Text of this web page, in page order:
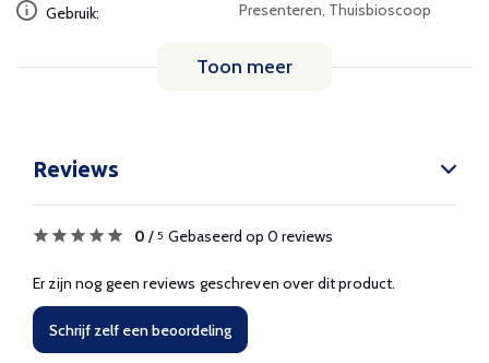
Gebruik: Presenteren, Thuisbioscoop
Toon meer
Reviews
0 / 5 Gebaseerd op 0 reviews
Er zijn nog geen reviews geschreven over dit product.
Schrijf zelf een beoordeling